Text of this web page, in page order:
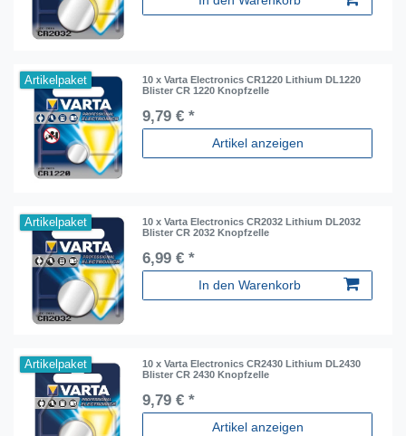
Artikelpaket
10 x Varta Electronics CR1220 Lithium DL1220
Blister CR 1220 Knopfzelle
9,79 € *
Artikel anzeigen
Artikelpaket
10 x Varta Electronics CR2032 Lithium DL2032
Blister CR 2032 Knopfzelle
6,99 € *
In den Warenkorb
Artikelpaket
10 x Varta Electronics CR2430 Lithium DL2430
Blister CR 2430 Knopfzelle
9,79 € *
Artikel anzeigen